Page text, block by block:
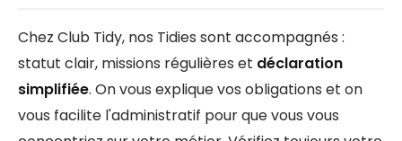
Chez Club Tidy, nos Tidies sont accompagnés :
statut clair, missions régulières et déclaration
simplifiée. On vous explique vos obligations et on
vous facilite l'administratif pour que vous vous